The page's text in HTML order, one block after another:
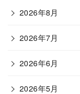
2026年8月
2026年7月
2026年6月
2026年5月